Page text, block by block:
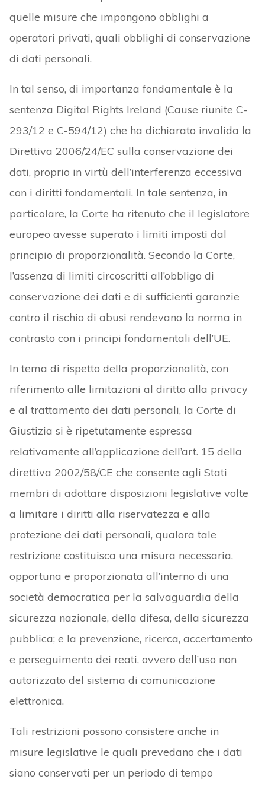
quelle misure che impongono obblighi a
operatori privati, quali obblighi di conservazione
di dati personali.
In tal senso, di importanza fondamentale è la
sentenza Digital Rights Ireland (Cause riunite C-
293/12 e C-594/12) che ha dichiarato invalida la
Direttiva 2006/24/EC sulla conservazione dei
dati, proprio in virtù dell’interferenza eccessiva
con i diritti fondamentali. In tale sentenza, in
particolare, la Corte ha ritenuto che il legislatore
europeo avesse superato i limiti imposti dal
principio di proporzionalità. Secondo la Corte,
l’assenza di limiti circoscritti all’obbligo di
conservazione dei dati e di sufficienti garanzie
contro il rischio di abusi rendevano la norma in
contrasto con i principi fondamentali dell’UE.
In tema di rispetto della proporzionalità, con
riferimento alle limitazioni al diritto alla privacy
e al trattamento dei dati personali, la Corte di
Giustizia si è ripetutamente espressa
relativamente all’applicazione dell’art. 15 della
direttiva 2002/58/CE che consente agli Stati
membri di adottare disposizioni legislative volte
a limitare i diritti alla riservatezza e alla
protezione dei dati personali, qualora tale
restrizione costituisca una misura necessaria,
opportuna e proporzionata all’interno di una
società democratica per la salvaguardia della
sicurezza nazionale, della difesa, della sicurezza
pubblica; e la prevenzione, ricerca, accertamento
e perseguimento dei reati, ovvero dell’uso non
autorizzato del sistema di comunicazione
elettronica.
Tali restrizioni possono consistere anche in
misure legislative le quali prevedano che i dati
siano conservati per un periodo di tempo